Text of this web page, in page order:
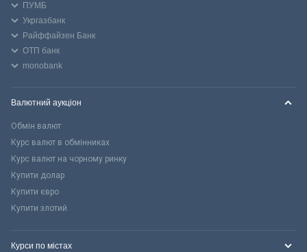
ПУМБ
Укргазбанк
Райффайзен Банк
ОТП банк
monobank
Валютний аукціон
Обмін валют
Курс валют в обмінниках
Курс валют на чорному ринку
Купити долар
Купити євро
Купити злотий
Курси по містах